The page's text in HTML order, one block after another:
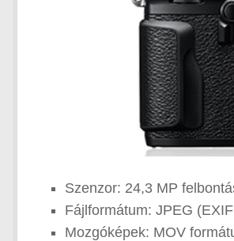
Szenzor: 24,3 MP
Fájlformátum: JPEG
Mozgóképek: MOV